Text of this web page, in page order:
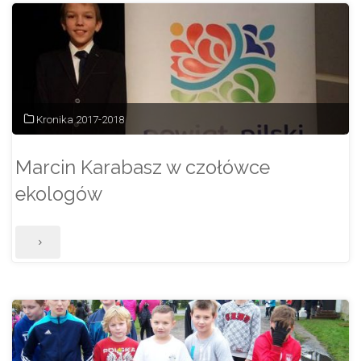
Kronika 2017-2018
Marcin Karabasz w czołówce
ekologów
"Marcin
w
czołówce